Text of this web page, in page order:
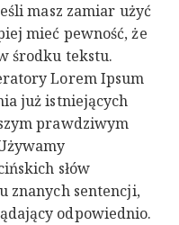
masz zamiar użyć
mieć pewność, że
środku tekstu.
Lorem Ipsum
już istniejących
prawdziwym
słów
znanych sentencji,
odpowiednio.